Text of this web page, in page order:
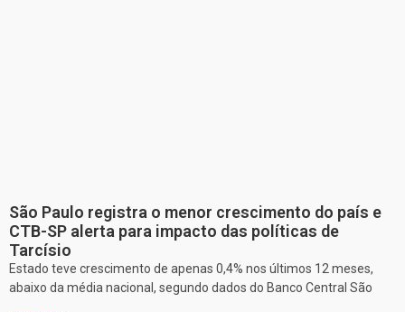
São Paulo registra o menor crescimento do país e
CTB-SP alerta para impacto das políticas de
Tarcísio
Estado teve crescimento de apenas 0,4% nos últimos 12 meses,
abaixo da média nacional, segundo dados do Banco Central São